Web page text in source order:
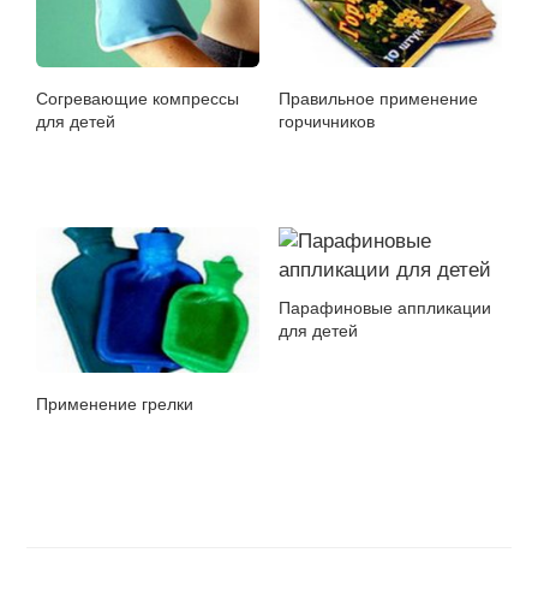
Cогревающие компрессы
для детей
Правильное применение
горчичников
Применение грелки
Парафиновые аппликации
для детей